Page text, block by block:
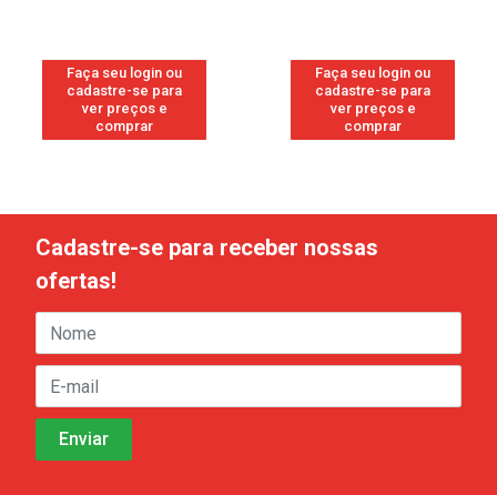
Faça seu login ou
cadastre-se para
ver preços e
comprar
Faça seu login ou
cadastre-se para
ver preços e
comprar
Cadastre-se para receber nossas
ofertas!